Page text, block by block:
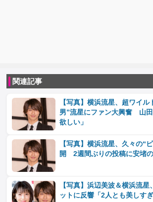
関連記事
【写真】横浜流星、超ワイル
男”流星にファン大興奮 山
欲しい」
【写真】横浜流星、久々の“
開 2週間ぶりの投稿に安堵
【写真】浜辺美波＆横浜流星
ットに反響「2人とも美しすぎ